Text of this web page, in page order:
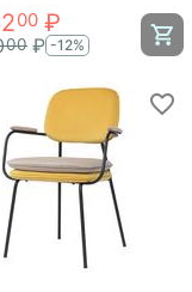
00 ₽
00 ₽ -12%